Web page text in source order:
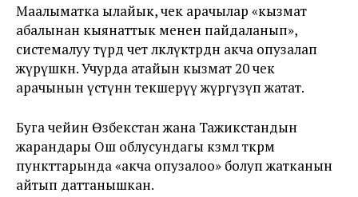
Маалыматка ылайык, чек арачылар «кызмат
абалынан кыянаттык менен пайдаланып»,
системалуу түрдө чет өлкөлүктөрдөн акча опузалап
жүрүшкөн. Учурда атайын кызмат 20 чек
арачынын үстүнөн текшерүү жүргүзүп жатат.
Буга чейин Өзбекстан жана Тажикстандын
жарандары Ош облусундагы көзөмөл өткөрмө
пункттарында «акча опузалоо» болуп жатканын
айтып даттанышкан.